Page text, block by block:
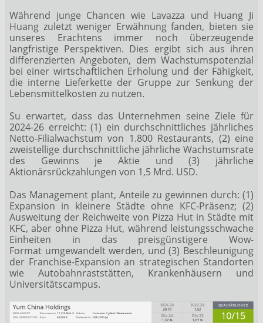
Während junge Chancen wie Lavazza und Huang Ji
Huang zuletzt weniger Erwähnung fanden, bieten sie
unseres Erachtens immer noch überzeugende
langfristige Perspektiven. Dies ergibt sich aus ihren
differenzierten Angeboten, dem Wachstumspotenzial
bei einer wirtschaftlichen Erholung und der Fähigkeit,
die interne Lieferkette der Gruppe zur Senkung der
Lebensmittelkosten zu nutzen.
Su erwartet, dass das Unternehmen seine Ziele für
2024-26 erreicht: (1) ein durchschnittliches jährliches
Netto-Filialwachstum von 1.800 Restaurants, (2) eine
zweistellige durchschnittliche jährliche Wachstumsrate
des Gewinns je Aktie und (3) jährliche
Aktionärsrückzahlungen von 1,5 Mrd. USD.
Das Management plant, Anteile zu gewinnen durch: (1)
Expansion in kleinere Städte ohne KFC-Präsenz; (2)
Ausweitung der Reichweite von Pizza Hut in Städte mit
KFC, aber ohne Pizza Hut, während leistungsschwache
Einheiten in das preisgünstigere Wow-
Format umgewandelt werden, und (3) Beschleunigung
der Franchise-Expansion an strategischen Standorten
wie Autobahnraststätten, Krankenhäusern und
Universitätscampus.